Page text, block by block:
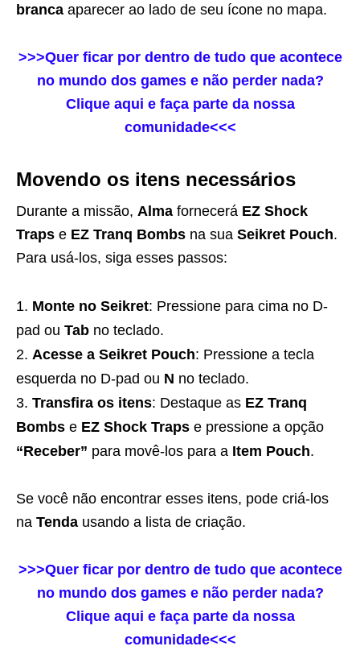
branca aparecer ao lado de seu ícone no mapa.
>>>Quer ficar por dentro de tudo que acontece
no mundo dos games e não perder nada?
Clique aqui e faça parte da nossa
comunidade<<<
Movendo os itens necessários
Durante a missão, Alma fornecerá EZ Shock
Traps e EZ Tranq Bombs na sua Seikret Pouch.
Para usá-los, siga esses passos:
Monte no Seikret: Pressione para cima no D-
pad ou Tab no teclado.
Acesse a Seikret Pouch: Pressione a tecla
esquerda no D-pad ou N no teclado.
Transfira os itens: Destaque as EZ Tranq
Bombs e EZ Shock Traps e pressione a opção
“Receber” para movê-los para a Item Pouch.
Se você não encontrar esses itens, pode criá-los
na Tenda usando a lista de criação.
>>>Quer ficar por dentro de tudo que acontece
no mundo dos games e não perder nada?
Clique aqui e faça parte da nossa
comunidade<<<